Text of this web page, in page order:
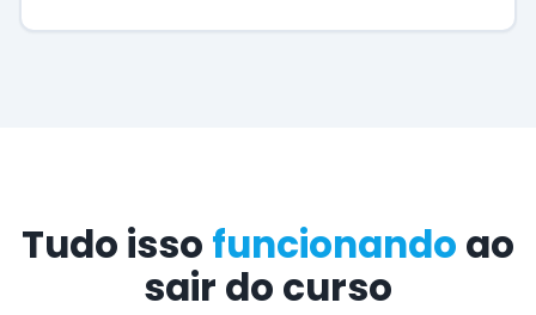
Tudo isso funcionando ao
sair do curso